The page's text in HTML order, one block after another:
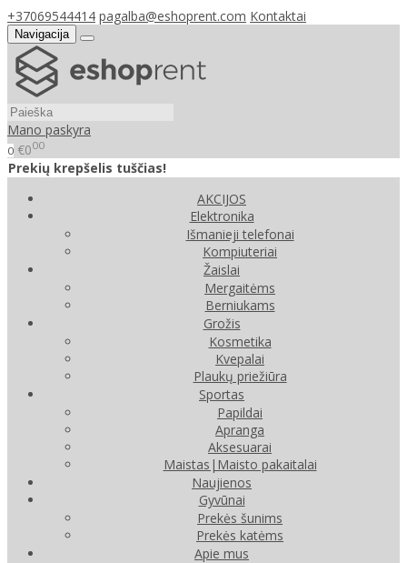
+37069544414 pagalba@eshoprent.com Kontaktai
Navigacija
Mano paskyra
0 €000
Prekių krepšelis tuščias!
AKCIJOS
Elektronika
Išmanieji telefonai
Kompiuteriai
Žaislai
Mergaitėms
Berniukams
Grožis
Kosmetika
Kvepalai
Plaukų priežiūra
Sportas
Papildai
Apranga
Aksesuarai
Maistas|Maisto pakaitalai
Naujienos
Gyvūnai
Prekės šunims
Prekės katėms
Apie mus